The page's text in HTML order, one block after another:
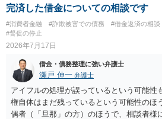
完済した借金についての相談です
#消費者金融 #詐欺被害での債務 #借金返済の相談
#督促の停止
2026年7月17日
借金・債務整理に強い弁護士
瀬戸 伸一 弁護士
アイフルの処理が誤っているという可能性
権自体はまだ残っているという可能性のほ
偶者（「旦那」の方）のほうで、相談者様